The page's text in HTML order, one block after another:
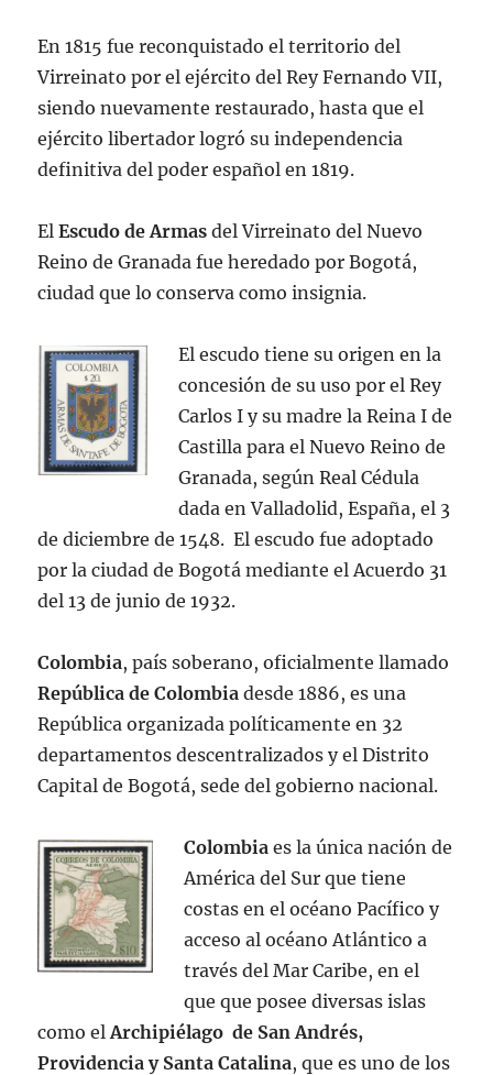
En 1815 fue reconquistado el territorio del
Virreinato por el ejército del Rey Fernando VII,
siendo nuevamente restaurado, hasta que el
ejército libertador logró su independencia
definitiva del poder español en 1819.
ElEscudo de Armas del Virreinato del Nuevo
Reino de Granada fue heredado por Bogotá,
ciudad que lo conserva como insignia.
El escudo tiene su origen en la
concesión de su uso por el Rey
Carlos I y su madre la Reina I de
Castilla para el Nuevo Reino de
Granada, según Real Cédula
dada en Valladolid, España, el 3
de diciembre de 1548. El escudo fue adoptado
por la ciudad de Bogotá mediante el Acuerdo 31
del 13 de junio de 1932.
Colombia, país soberano, oficialmente llamado
República de Colombia desde 1886, es una
República organizada políticamente en 32
departamentos descentralizados y el Distrito
Capital de Bogotá, sede del gobierno nacional.
Colombia es la única nación de
América del Sur que tiene
costas en el océano Pacífico y
acceso al océano Atlántico a
través del Mar Caribe, en el
que que posee diversas islas
como elArchipiélago de San Andrés,
Providencia y Santa Catalina, que es uno de los